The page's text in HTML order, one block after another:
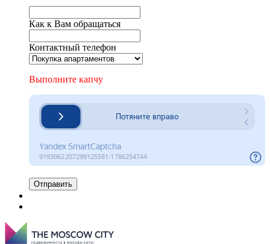
Как к Вам обращаться
Контактный телефон
Выполните капчу
Отправить